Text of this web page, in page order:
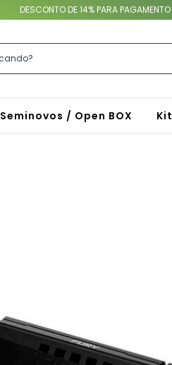
DESCONTO DE 14% PARA
Seminovos / Open BOX